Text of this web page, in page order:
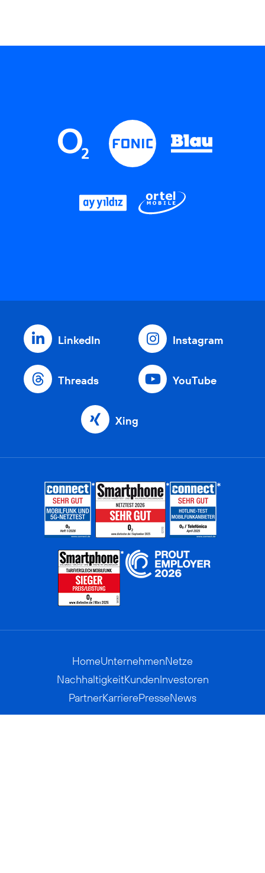
LinkedIn Instagram
Threads YouTube
Xing
HomeUnternehmenNetze
NachhaltigkeitKundenInvestoren
PartnerKarrierePresseNews